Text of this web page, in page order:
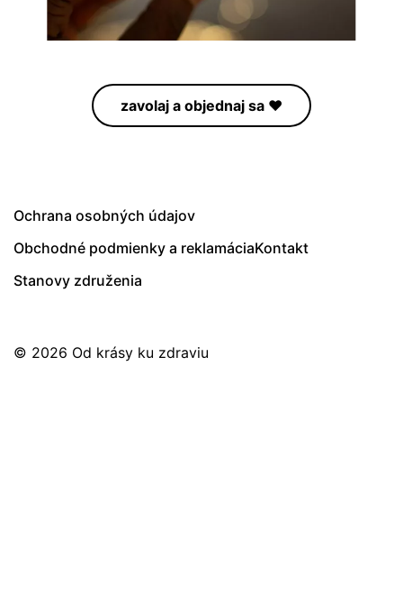
zavolaj a objednaj sa ♥
Ochrana osobných údajov
Obchodné podmienky a reklamáciaKontakt
Stanovy združenia
© 2026 Od krásy ku zdraviu